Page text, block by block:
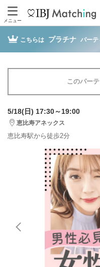
メニュー
こちらは プラチナ パーテ
このパー
5/18(日) 17:30～19:00
恵比寿アネックス
恵比寿駅から徒歩2分